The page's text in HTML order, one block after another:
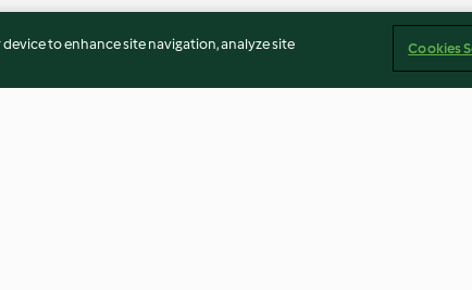
to enhance site navigation, analyze site
Cookies